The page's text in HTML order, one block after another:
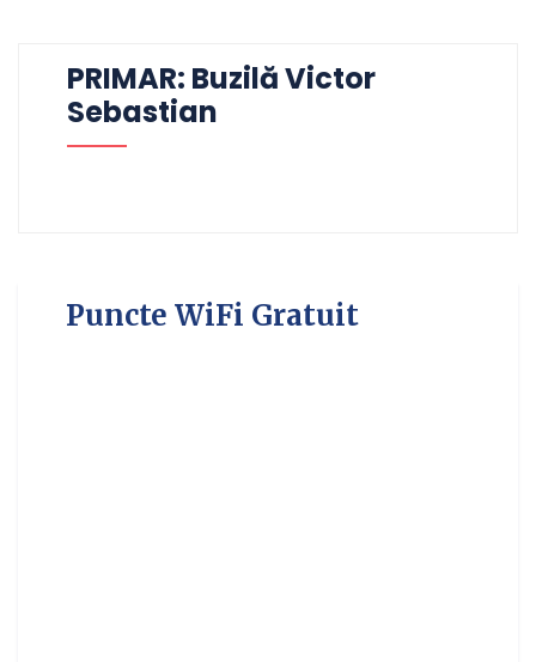
PRIMAR: Buzilă Victor
Sebastian
Puncte WiFi Gratuit